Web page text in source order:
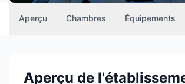
Aperçu Chambres Équipements
Aperçu de